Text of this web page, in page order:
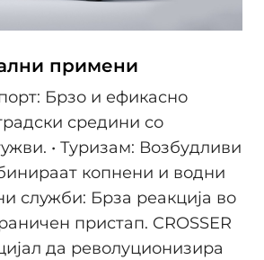
примени
Брзо и ефикасно
средини со
• Туризам: Возбудливи
копнени и водни
служби: Брза реакција во
пристап. CROSSER
да револуционизира